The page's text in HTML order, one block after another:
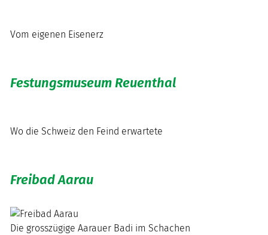
Vom eigenen Eisenerz
Festungsmuseum Reuenthal
Wo die Schweiz den Feind erwartete
Freibad Aarau
Die grosszügige Aarauer Badi im Schachen